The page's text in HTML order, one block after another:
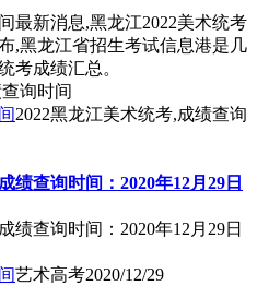
最新消息,黑龙江2022美术统考
,黑龙江省招生考试信息港是几
考成绩汇总。
2022黑龙江美术统考,成绩查询
绩查询时间：2020年12月29日
绩查询时间：2020年12月29日
艺术高考2020/12/29